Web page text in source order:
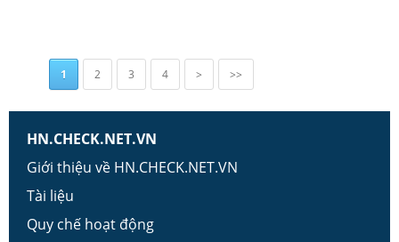
1 2 3 4 > >>
HN.CHECK.NET.VN
Giới thiệu về HN.CHECK.NET.VN
Tài liệu
Quy chế hoạt động